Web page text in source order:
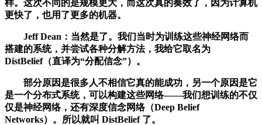
样。这次不同的是规模更大，而这次真的奏效了，因为计算机
更快了，也用了更多的机器。
Jeff Dean：当然是了。我们当时为训练这些神经网络而
搭建的系统，并尝试各种分解方法，我给它取名为
DistBelief（直译为“分配信念”）。
部分原因是很多人不相信它真的能成功，另一个原因是它
是一个分布式系统，可以构建这些网络——我们想训练的不仅
仅是神经网络，还有深度信念网络（Deep Belief
Networks）。所以就叫 DistBelief 了。